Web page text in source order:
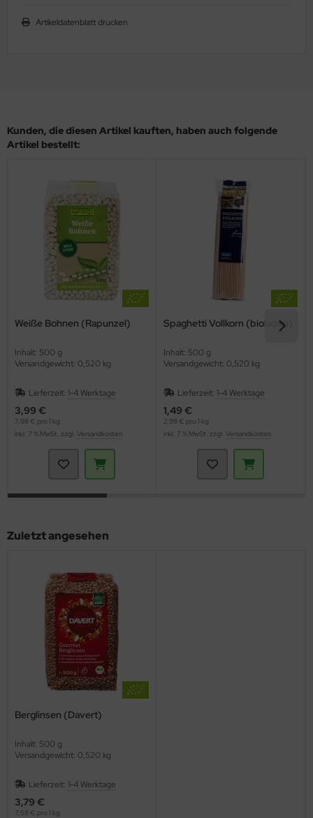
Artikeldatenblatt drucken
Kunden, die diesen Artikel kauften, haben auch folgende
Artikel bestellt:
Weiße Bohnen (Rapunzel)
Inhalt: 500 g
Versandgewicht: 0,520 kg
Lieferzeit: 1-4 Werktage
3,99 €
7,98 € pro 1 kg
inkl. 7 % MwSt. zzgl. Versandkosten
Spaghetti Vollkorn (bioladen)
Inhalt: 500 g
Versandgewicht: 0,520 kg
Lieferzeit: 1-4 Werktage
1,49 €
2,98 € pro 1 kg
inkl. 7 % MwSt. zzgl. Versandkosten
Zuletzt angesehen
Berglinsen (Davert)
Inhalt: 500 g
Versandgewicht: 0,520 kg
Lieferzeit: 1-4 Werktage
3,79 €
7,58 € pro 1 kg